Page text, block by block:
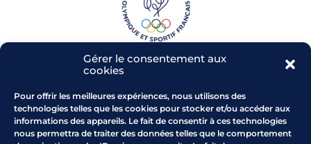
Gérer le consentement aux
cookies
Pour offrir les meilleures expériences, nous utilisons des
technologies telles que les cookies pour stocker et/ou accéder aux
informations des appareils. Le fait de consentir à ces technologies
nous permettra de traiter des données telles que le comportement
Parc de l'Arbois - RD 543
13 480 CABRIES